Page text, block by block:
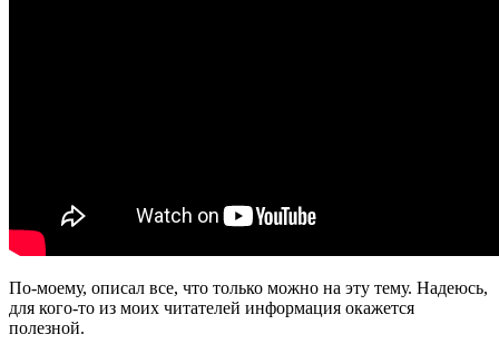
По-моему, описал все, что только можно на эту тему. Надеюсь,
для кого-то из моих читателей информация окажется
полезной.